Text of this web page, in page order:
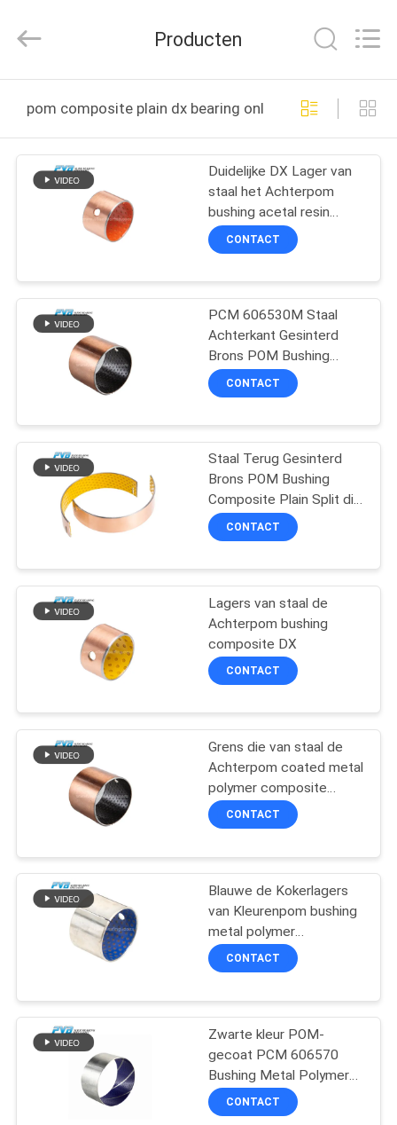
PRODUCTEN
VIDEO'S
SHOW
FABRIEKSTOCHT
KWALITEITSCONTROLE
CONTACT
MET
NIEUWS
GEVALLEN
PRIVACY
POLICY
Bearing
Co.,Ltd.
Reserved.
Producten
pom composite plain dx bearing online fabricage
Duidelijke DX Lager van
staal het Achterpom
bushing acetal resin
composite
CONTACT
PCM 606530M Staal
Achterkant Gesinterd
Brons POM Bushing
Composit Plain Split
Bearing Shell
CONTACT
Staal Terug Gesinterd
Brons POM Bushing
Composite Plain Split die
Shell dragen
CONTACT
Lagers van staal de
Achterpom bushing
composite DX
CONTACT
Grens die van staal de
Achterpom coated metal
polymer composite
Duidelijke Ring smeren
CONTACT
Blauwe de Kokerlagers
van Kleurenpom bushing
metal polymer
composite
CONTACT
Zwarte kleur POM-
gecoat PCM 606570
Bushing Metal Polymer
Composite Sleeve
Bearings
CONTACT